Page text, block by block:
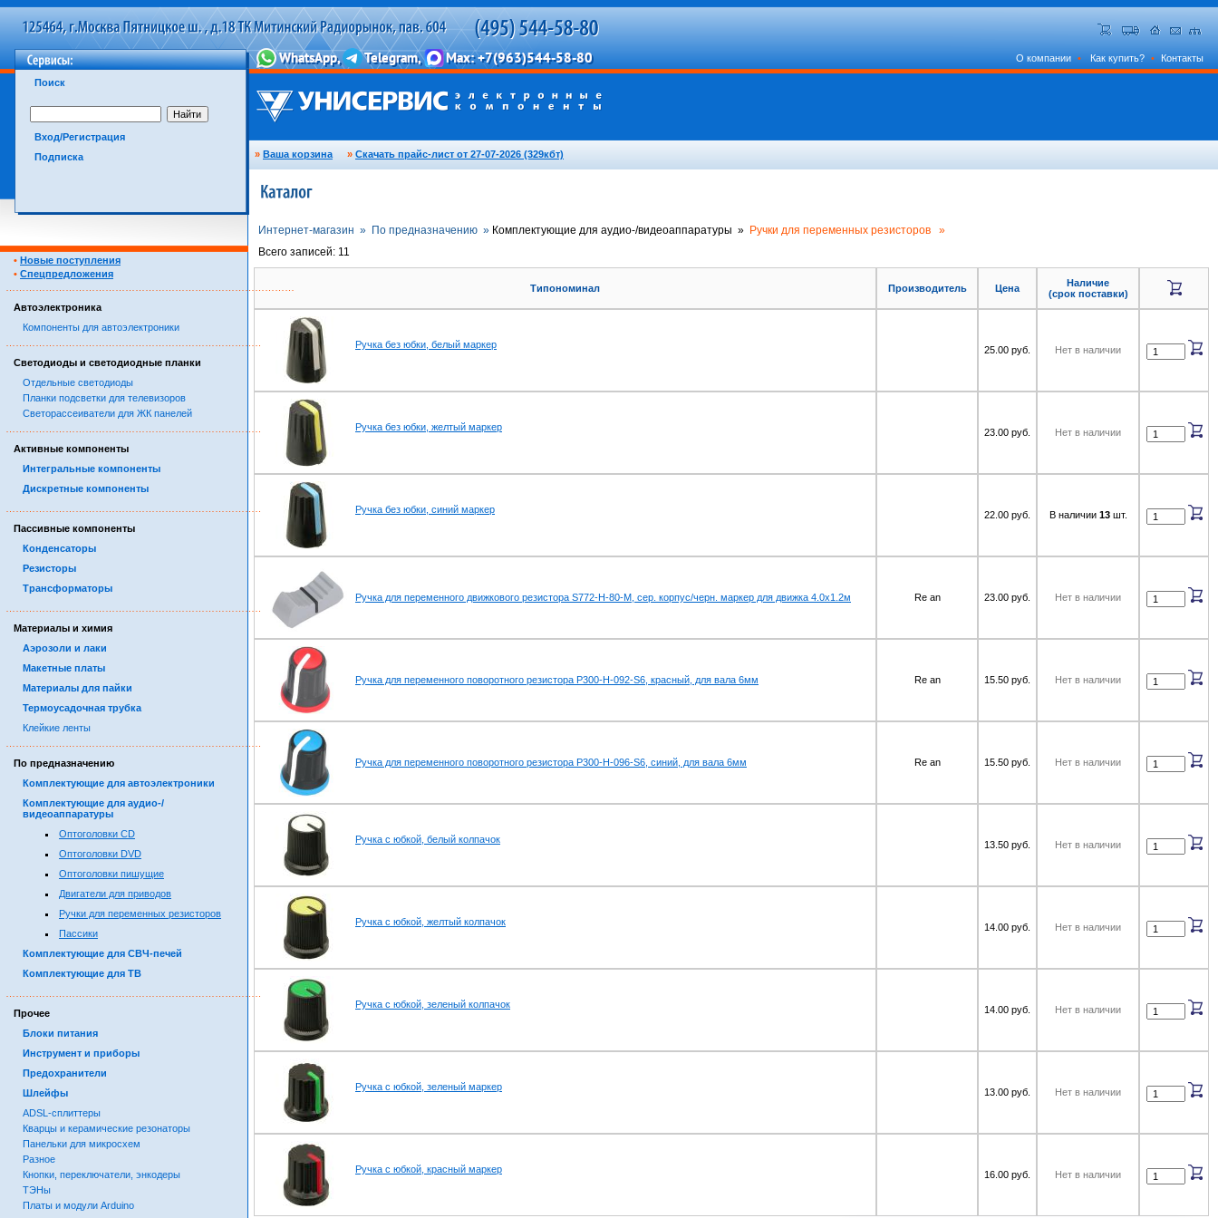
Поиск
Вход/Регистрация
Подписка
О компании • Как купить? • Контакты
» Ваша корзина » Скачать прайс-лист от 27-07-2026 (329кбт)
• Новые поступления
• Спецпредложения
Автоэлектроника
Компоненты для автоэлектроники
……………………………………………………………………………
Светодиоды и светодиодные планки
Отдельные светодиоды
Планки подсветки для телевизоров
Светорассеиватели для ЖК панелей
……………………………………………………………………………
Активные компоненты
Интегральные компоненты
Дискретные компоненты
……………………………………………………………………………
Пассивные компоненты
Конденсаторы
Резисторы
Трансформаторы
……………………………………………………………………………
Материалы и химия
Аэрозоли и лаки
Макетные платы
Материалы для пайки
Термоусадочная трубка
Клейкие ленты
……………………………………………………………………………
По предназначению
Комплектующие для автоэлектроники
Комплектующие для аудио-/
видеоаппаратуры
Оптоголовки CD
Оптоголовки DVD
Оптоголовки пишущие
Двигатели для приводов
Ручки для переменных резисторов
Пассики
Комплектующие для СВЧ-печей
Комплектующие для ТВ
……………………………………………………………………………
Прочее
Блоки питания
Инструмент и приборы
Предохранители
Шлейфы
ADSL-сплиттеры
Кварцы и керамические резонаторы
Панельки для микросхем
Разное
Кнопки, переключатели, энкодеры
ТЭНы
Платы и модули Arduino
Интернет-магазин » По предназначению » Комплектующие для аудио-/видеоаппаратуры » Ручки для переменных резисторов »
Всего записей: 11
Типономинал Производитель Цена
Наличие
(срок поставки)
Ручка без юбки, белый маркер 25.00 руб. Нет в наличии
Ручка без юбки, желтый маркер 23.00 руб. Нет в наличии
Ручка без юбки, синий маркер 22.00 руб. В наличии 13шт.
Ручка для переменного движкового резистора S772-H-80-M, ceр. корпус/черн. маркер для движка 4.0x1.2м Re an 23.00 руб. Нет в наличии
Ручка для переменного поворотного резистора P300-H-092-S6, красный, для вала 6мм Re an 15.50 руб. Нет в наличии
Ручка для переменного поворотного резистора P300-H-096-S6, синий, для вала 6мм Re an 15.50 руб. Нет в наличии
Ручка с юбкой, белый колпачок 13.50 руб. Нет в наличии
Ручка с юбкой, желтый колпачок 14.00 руб. Нет в наличии
Ручка с юбкой, зеленый колпачок 14.00 руб. Нет в наличии
Ручка с юбкой, зеленый маркер 13.00 руб. Нет в наличии
Ручка с юбкой, красный маркер 16.00 руб. Нет в наличии